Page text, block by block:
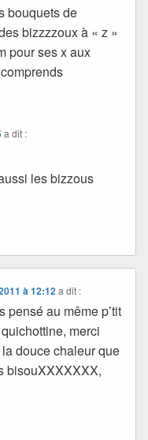
bouquets de
bizzzzoux à « z »
pour ses x aux
a dit :
les bizzous
à 12:12 a dit :
pensé au même p’tit
merci
douce chaleur que
bisouXXXXXXX,